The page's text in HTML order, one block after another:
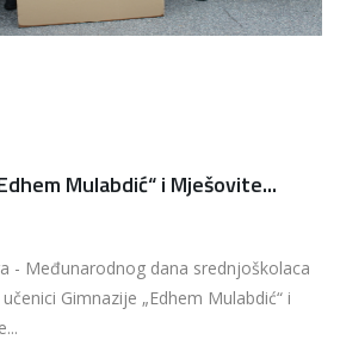
Mulabdić“ i Mješovite...
- Međunarodnog dana srednjoškolaca
Gimnazije „Edhem Mulabdić“ i